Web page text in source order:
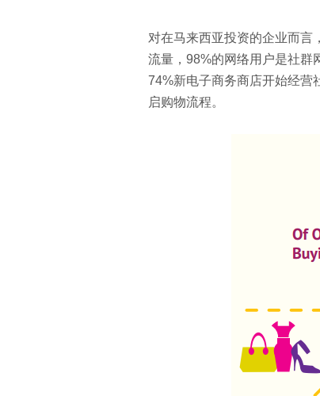
对在马来西亚投资的企业而言
流量，98%的网络用户是社群
74%新电子商务商店开始经营
启购物流程。